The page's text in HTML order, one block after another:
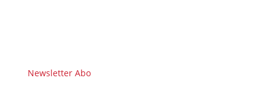
Newsletter Abo